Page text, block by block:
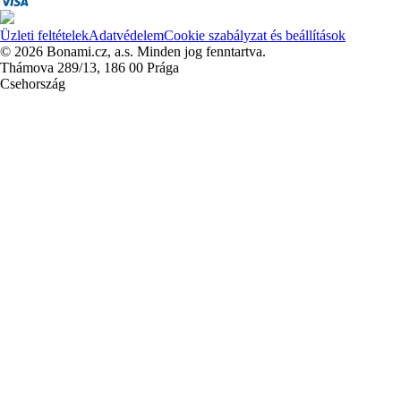
Üzleti feltételekAdatvédelemCookie szabályzat és beállítások
© 2026 Bonami.cz, a.s. Minden jog fenntartva.
Thámova 289/13, 186 00 Prága
Csehország